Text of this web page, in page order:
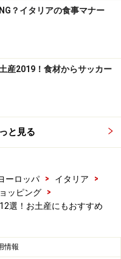
ーノ（Peyrano）
で1915年に創業。創業
房）ショップがありま
人技で作るチョコレー
。チョコレートのほ
固形ゼリー）も有名で
・日休
？イタリアの食事マナー
産2019！食材からサッカー
と見る
ーロッパ > イタリア
>
ッピング
>
選！お土産にもおすすめ
情報